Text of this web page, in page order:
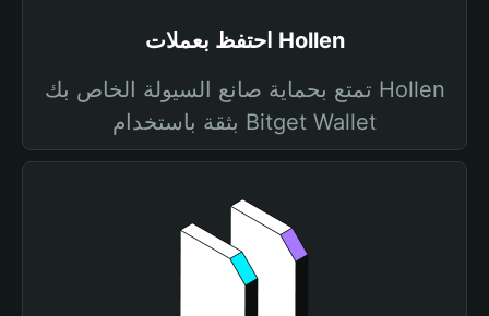
احتفظ بعملات Hollen
تمتع بحماية صانع السيولة الخاص بك Hollen
بثقة باستخدام Bitget Wallet